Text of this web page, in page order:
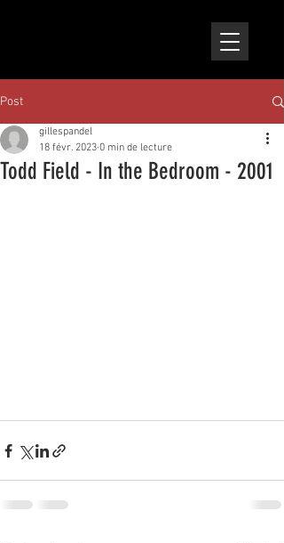
Post
Todd Field - In the Bedroom - 2001
gillespandel
18 févr. 2023 0 min de lecture